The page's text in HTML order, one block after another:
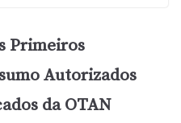
Primeiros
Autorizados
da OTAN